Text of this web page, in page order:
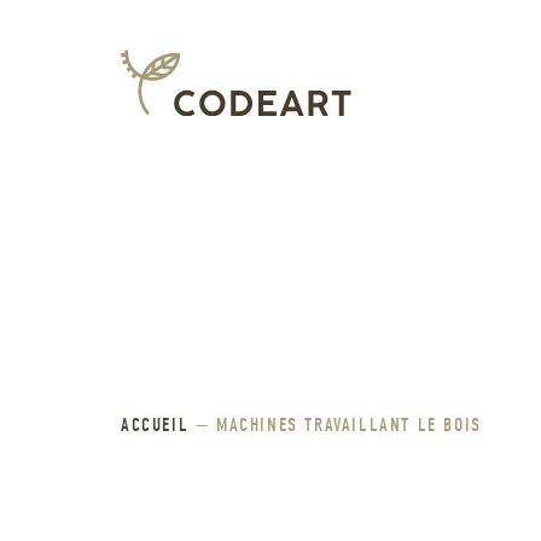
ACCUEIL — MACHINES TRAVAILLANT LE BOIS